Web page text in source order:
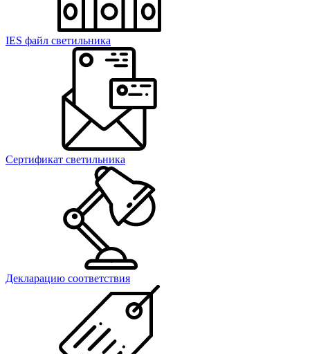
IES файл светильника
Сертификат светильника
Декларацию соответствия